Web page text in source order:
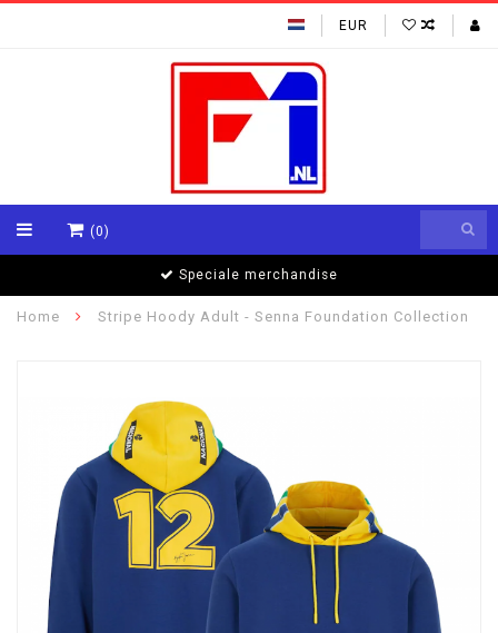
EUR
(0)
Speciale merchandise
Home Stripe Hoody Adult - Senna Foundation Collection